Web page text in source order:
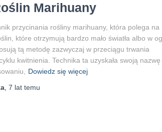
Marihuany
przycinania rośliny marihuany, która polega na
które otrzymują bardzo mało światła albo w
tą metodę zazwyczaj w przeciągu trwania
kwitnienia. Technika ta uzyskała swoją nazwę
Dowiedz się więcej
, 7 lattemu